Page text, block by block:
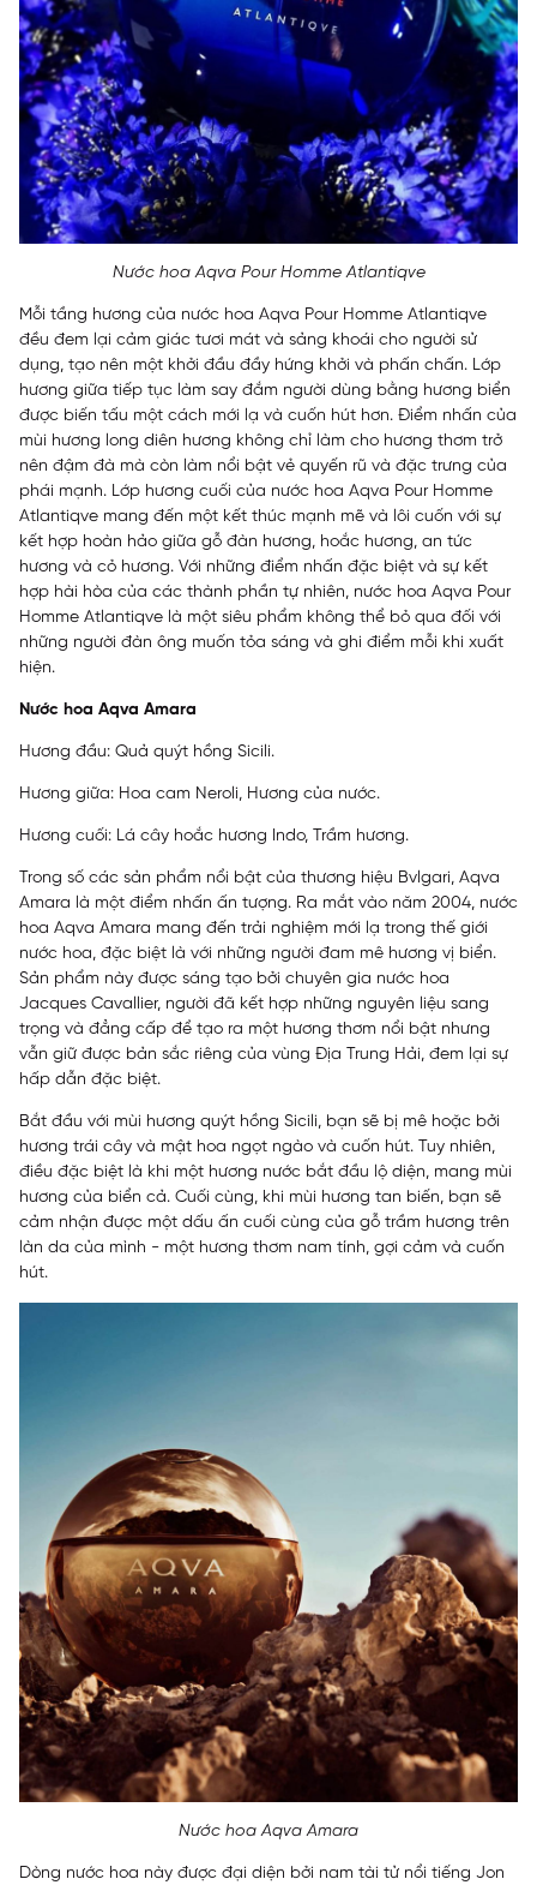
Nước hoa Aqva Pour Homme Atlantiqve
Mỗi tầng hương của nước hoa Aqva Pour Homme Atlantiqve
đều đem lại cảm giác tươi mát và sảng khoái cho người sử
dụng, tạo nên một khởi đầu đầy hứng khởi và phấn chấn. Lớp
hương giữa tiếp tục làm say đắm người dùng bằng hương biển
được biến tấu một cách mới lạ và cuốn hút hơn. Điểm nhấn của
mùi hương long diên hương không chỉ làm cho hương thơm trở
nên đậm đà mà còn làm nổi bật vẻ quyến rũ và đặc trưng của
phái mạnh. Lớp hương cuối của nước hoa Aqva Pour Homme
Atlantiqve mang đến một kết thúc mạnh mẽ và lôi cuốn với sự
kết hợp hoàn hảo giữa gỗ đàn hương, hoắc hương, an tức
hương và cỏ hương. Với những điểm nhấn đặc biệt và sự kết
hợp hài hòa của các thành phần tự nhiên, nước hoa Aqva Pour
Homme Atlantiqve là một siêu phẩm không thể bỏ qua đối với
những người đàn ông muốn tỏa sáng và ghi điểm mỗi khi xuất
hiện.
Nước hoa Aqva Amara
Hương đầu: Quả quýt hồng Sicili.
Hương giữa: Hoa cam Neroli, Hương của nước.
Hương cuối: Lá cây hoắc hương Indo, Trầm hương.
Trong số các sản phẩm nổi bật của thương hiệu Bvlgari, Aqva
Amara là một điểm nhấn ấn tượng. Ra mắt vào năm 2004, nước
hoa Aqva Amara mang đến trải nghiệm mới lạ trong thế giới
nước hoa, đặc biệt là với những người đam mê hương vị biển.
Sản phẩm này được sáng tạo bởi chuyên gia nước hoa
Jacques Cavallier, người đã kết hợp những nguyên liệu sang
trọng và đẳng cấp để tạo ra một hương thơm nổi bật nhưng
vẫn giữ được bản sắc riêng của vùng Địa Trung Hải, đem lại sự
hấp dẫn đặc biệt.
Bắt đầu với mùi hương quýt hồng Sicili, bạn sẽ bị mê hoặc bởi
hương trái cây và mật hoa ngọt ngào và cuốn hút. Tuy nhiên,
điều đặc biệt là khi một hương nước bắt đầu lộ diện, mang mùi
hương của biển cả. Cuối cùng, khi mùi hương tan biến, bạn sẽ
cảm nhận được một dấu ấn cuối cùng của gỗ trầm hương trên
làn da của mình - một hương thơm nam tính, gợi cảm và cuốn
hút.
Nước hoa Aqva Amara
Dòng nước hoa này được đại diện bởi nam tài tử nổi tiếng Jon